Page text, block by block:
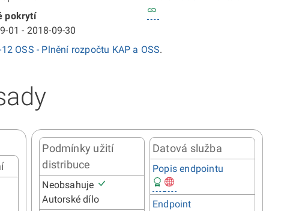
pokrytí
01 - 2018-09-30
12 OSS - Plnění rozpočtu KAP a OSS.
Podmínky užití
distribuce
Neobsahuje
Autorské dílo
Datová služba
Popis endpointu
Endpoint